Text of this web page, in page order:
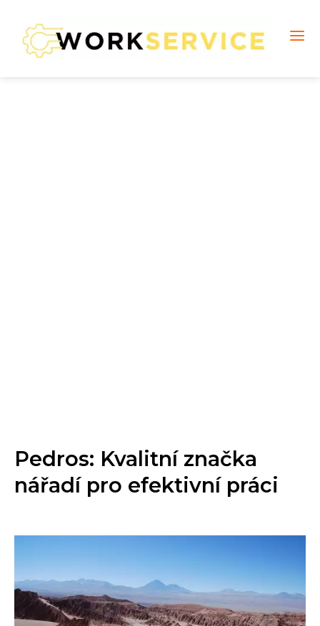
Pedros: Kvalitní značka
nářadí pro efektivní práci